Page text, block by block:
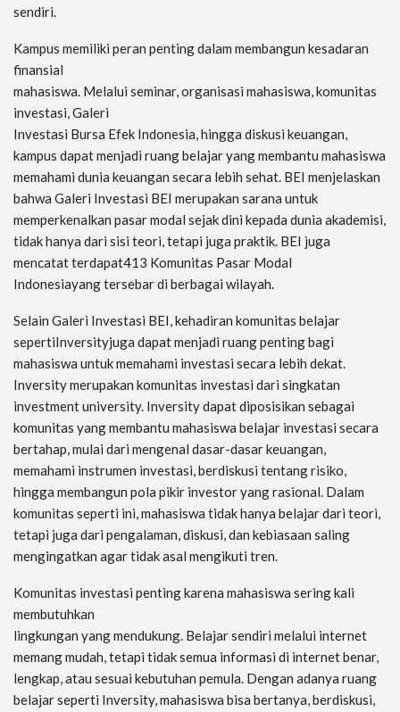
sendiri.
Kampus memiliki peran penting dalam membangun kesadaran
finansial
mahasiswa. Melalui seminar, organisasi mahasiswa, komunitas
investasi, Galeri
Investasi Bursa Efek Indonesia, hingga diskusi keuangan,
kampus dapat menjadi ruang belajar yang membantu mahasiswa
memahami dunia keuangan secara lebih sehat. BEI menjelaskan
bahwa Galeri Investasi BEI merupakan sarana untuk
memperkenalkan pasar modal sejak dini kepada dunia akademisi,
tidak hanya dari sisi teori, tetapi juga praktik. BEI juga
mencatat terdapat413 Komunitas Pasar Modal
Indonesiayang tersebar di berbagai wilayah.
Selain Galeri Investasi BEI, kehadiran komunitas belajar
sepertiInversityjuga dapat menjadi ruang penting bagi
mahasiswa untuk memahami investasi secara lebih dekat.
Inversity merupakan komunitas investasi dari singkatan
investment university. Inversity dapat diposisikan sebagai
komunitas yang membantu mahasiswa belajar investasi secara
bertahap, mulai dari mengenal dasar-dasar keuangan,
memahami instrumen investasi, berdiskusi tentang risiko,
hingga membangun pola pikir investor yang rasional. Dalam
komunitas seperti ini, mahasiswa tidak hanya belajar dari teori,
tetapi juga dari pengalaman, diskusi, dan kebiasaan saling
mengingatkan agar tidak asal mengikuti tren.
Komunitas investasi penting karena mahasiswa sering kali
membutuhkan
lingkungan yang mendukung. Belajar sendiri melalui internet
memang mudah, tetapi tidak semua informasi di internet benar,
lengkap, atau sesuai kebutuhan pemula. Dengan adanya ruang
belajar seperti Inversity, mahasiswa bisa bertanya, berdiskusi,